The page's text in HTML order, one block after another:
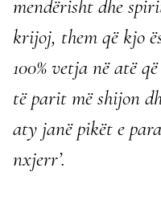
mendërisht dhe
krijoj, them që kjo
100% vetja në atë
të parit më shijon
aty janë pikët e
nxjerr’.